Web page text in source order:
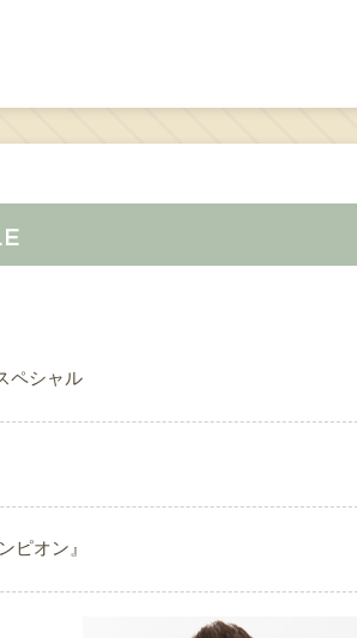
ペシャル
ピオン』